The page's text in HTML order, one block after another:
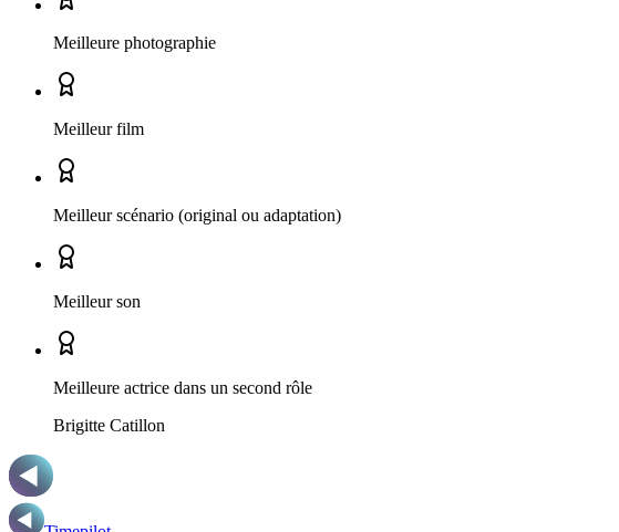
Meilleure photographie
Meilleur film
Meilleur scénario (original ou adaptation)
Meilleur son
Meilleure actrice dans un second rôle
Brigitte Catillon